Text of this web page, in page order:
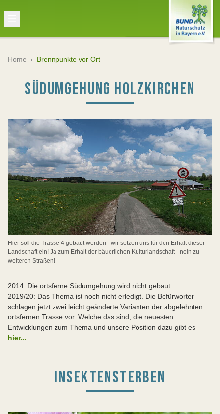
Home › Brennpunkte vor Ort
SÜDUMGEHUNG HOLZKIRCHEN
Hier soll die Trasse 4 gebaut werden - wir setzen uns für den Erhalt dieser
Landschaft ein! Ja zum Erhalt der bäuerlichen Kulturlandschaft - nein zu
weiteren Straßen!
2014: Die ortsferne Südumgehung wird nicht gebaut.
2019/20: Das Thema ist noch nicht erledigt. Die Befürworter
schlagen jetzt zwei leicht geänderte Varianten der abgelehnten
ortsfernen Trasse vor. Welche das sind, die neuesten
Entwicklungen zum Thema und unsere Position dazu gibt es
hier...
INSEKTENSTERBEN